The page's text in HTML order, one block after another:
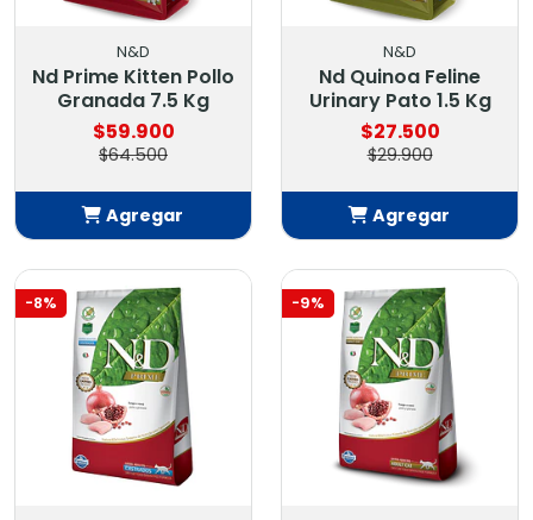
N&D
Nd Prime Kitten Pollo
Granada 7.5 Kg
$59.900
$64.500
Agregar
Añadido
N&D
Nd Quinoa Feline
Urinary Pato 1.5 Kg
$27.500
$29.900
Agregar
Añadido
-8% -9%